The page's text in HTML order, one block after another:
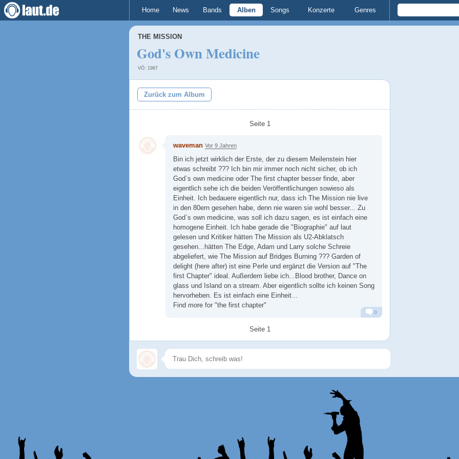
Home News Bands Alben Songs Konzerte Genres
THE MISSION
God's Own Medicine
VÖ: 1987
Zurück zum Album
Seite 1
waveman Vor 9 Jahren
Bin ich jetzt wirklich der Erste, der zu diesem Meilenstein hier
etwas schreibt ??? Ich bin mir immer noch nicht sicher, ob ich
God`s own medicine oder The first chapter besser finde, aber
eigentlich sehe ich die beiden Veröffentlichungen sowieso als
Einheit. Ich bedauere eigentlich nur, dass ich The Mission nie live
in den 80ern gesehen habe, denn nie waren sie wohl besser... Zu
God`s own medicine, was soll ich dazu sagen, es ist einfach eine
homogene Einheit. Ich habe gerade die "Biographie" auf laut
gelesen und Kritiker hätten The Mission als U2-Abklatsch
gesehen...hätten The Edge, Adam und Larry solche Schreie
abgeliefert, wie The Mission auf Bridges Burning ??? Garden of
delight (here after) ist eine Perle und ergänzt die Version auf "The
first Chapter" ideal. Außerdem liebe ich...Blood brother, Dance on
glass und Island on a stream. Aber eigentlich sollte ich keinen Song
hervorheben. Es ist einfach eine Einheit...
Find more for "the first chapter"
0
Seite 1
Speichern